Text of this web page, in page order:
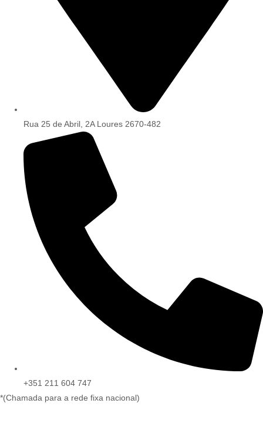
Rua 25 de Abril, 2A Loures 2670-482
+351 211 604 747
*(Chamada para a rede fixa nacional)